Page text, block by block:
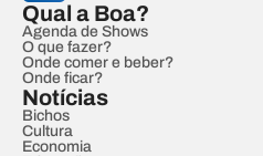
Qual a Boa?
Agenda de Shows
O que fazer?
Onde comer e beber?
Onde ficar?
Notícias
Bichos
Cultura
Economia